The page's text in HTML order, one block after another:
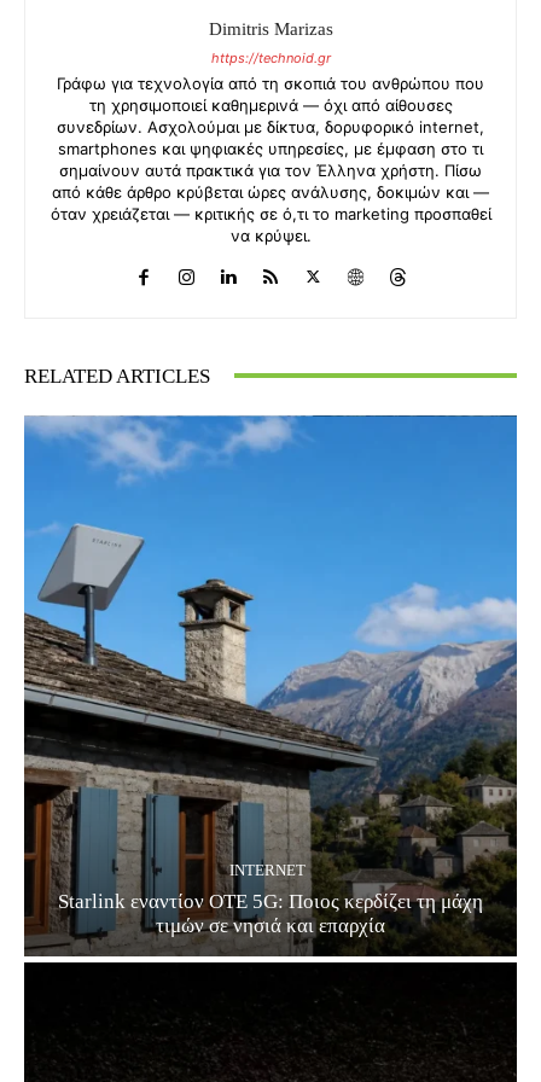
Dimitris Marizas
https://technoid.gr
Γράφω για τεχνολογία από τη σκοπιά του ανθρώπου που
τη χρησιμοποιεί καθημερινά — όχι από αίθουσες
συνεδρίων. Ασχολούμαι με δίκτυα, δορυφορικό internet,
smartphones και ψηφιακές υπηρεσίες, με έμφαση στο τι
σημαίνουν αυτά πρακτικά για τον Έλληνα χρήστη. Πίσω
από κάθε άρθρο κρύβεται ώρες ανάλυσης, δοκιμών και —
όταν χρειάζεται — κριτικής σε ό,τι το marketing προσπαθεί
να κρύψει.
RELATED ARTICLES
INTERNET
Starlink εναντίον ΟΤΕ 5G: Ποιος κερδίζει τη μάχη
τιμών σε νησιά και επαρχία